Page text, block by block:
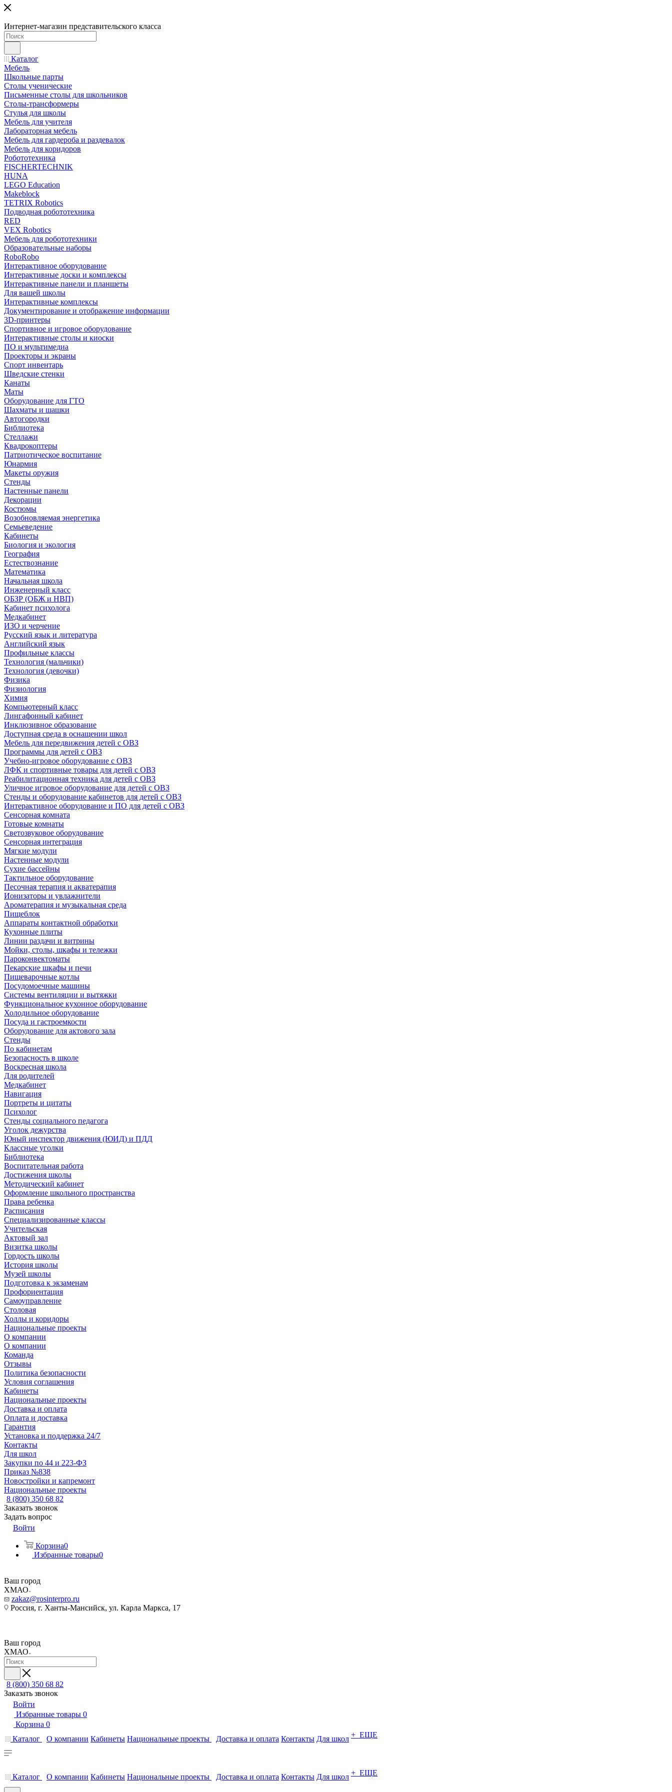
Интернет-магазин представительского класса
Каталог
Мебель
Школьные парты
Столы ученические
Письменные столы для школьников
Столы-трансформеры
Стулья для школы
Мебель для учителя
Лабораторная мебель
Мебель для гардероба и раздевалок
Мебель для коридоров
Робототехника
FISCHERTECHNIK
HUNA
LEGO Education
Makeblock
TETRIX Robotics
Подводная робототехника
RED
VEX Robotics
Мебель для робототехники
Образовательные наборы
RoboRobo
Интерактивное оборудование
Интерактивные доски и комплексы
Интерактивные панели и планшеты
Для вашей школы
Интерактивные комплексы
Документирование и отображение информации
3D-принтеры
Спортивное и игровое оборудование
Интерактивные столы и киоски
ПО и мультимедиа
Проекторы и экраны
Спорт инвентарь
Шведские стенки
Канаты
Маты
Оборудование для ГТО
Шахматы и шашки
Автогородки
Библиотека
Стеллажи
Квадрокоптеры
Патриотическое воспитание
Юнармия
Макеты оружия
Стенды
Настенные панели
Декорации
Костюмы
Возобновляемая энергетика
Семьеведение
Кабинеты
Биология и экология
География
Естествознание
Математика
Начальная школа
Инженерный класс
ОБЗР (ОБЖ и НВП)
Кабинет психолога
Медкабинет
ИЗО и черчение
Русский язык и литература
Английский язык
Профильные классы
Технология (мальчики)
Технология (девочки)
Физика
Физиология
Химия
Компьютерный класс
Лингафонный кабинет
Инклюзивное образование
Доступная среда в оснащении школ
Мебель для передвижения детей с ОВЗ
Программы для детей с ОВЗ
Учебно-игровое оборудование с ОВЗ
ЛФК и спортивные товары для детей с ОВЗ
Реабилитационная техника для детей с ОВЗ
Уличное игровое оборудование для детей с ОВЗ
Стенды и оборудование кабинетов для детей с ОВЗ
Интерактивное оборудование и ПО для детей с ОВЗ
Сенсорная комната
Готовые комнаты
Светозвуковое оборудование
Сенсорная интеграция
Мягкие модули
Настенные модули
Сухие бассейны
Тактильное оборудование
Песочная терапия и акватерапия
Ионизаторы и увлажнители
Ароматерапия и музыкальная среда
Пищеблок
Аппараты контактной обработки
Кухонные плиты
Линии раздачи и витрины
Мойки, столы, шкафы и тележки
Пароконвектоматы
Пекарские шкафы и печи
Пищеварочные котлы
Посудомоечные машины
Системы вентиляции и вытяжки
Функциональное кухонное оборудование
Холодильное оборудование
Посуда и гастроемкости
Оборудование для актового зала
Стенды
По кабинетам
Безопасность в школе
Воскресная школа
Для родителей
Медкабинет
Навигация
Портреты и цитаты
Психолог
Стенды социального педагога
Уголок дежурства
Юный инспектор движения (ЮИД) и ПДД
Классные уголки
Библиотека
Воспитательная работа
Достижения школы
Методический кабинет
Оформление школьного пространства
Права ребенка
Расписания
Специализированные классы
Учительская
Актовый зал
Визитка школы
Гордость школы
История школы
Музей школы
Подготовка к экзаменам
Профориентация
Самоуправление
Столовая
Холлы и коридоры
Национальные проекты
О компании
О компании
Команда
Отзывы
Политика безопасности
Условия соглашения
Кабинеты
Национальные проекты
Доставка и оплата
Оплата и доставка
Гарантия
Установка и поддержка 24/7
Контакты
Для школ
Закупки по 44 и 223-ФЗ
Приказ №838
Новостройки и капремонт
Национальные проекты
8 (800) 350 68 82
Заказать звонок
Задать вопрос
Войти
Корзина0
Избранные товары0
Ваш город
ХМАО
zakaz@rosinterpro.ru
Россия, г. Ханты-Мансийск, ул. Карла Маркса, 17
Ваш город
ХМАО
8 (800) 350 68 82
Заказать звонок
Войти
Избранные товары 0
Корзина 0
Каталог
О компании Кабинеты Национальные проекты Доставка и оплата Контакты Для школ + ЕЩЕ
Каталог О компании Кабинеты Национальные проекты Доставка и оплата Контакты Для школ + ЕЩЕ